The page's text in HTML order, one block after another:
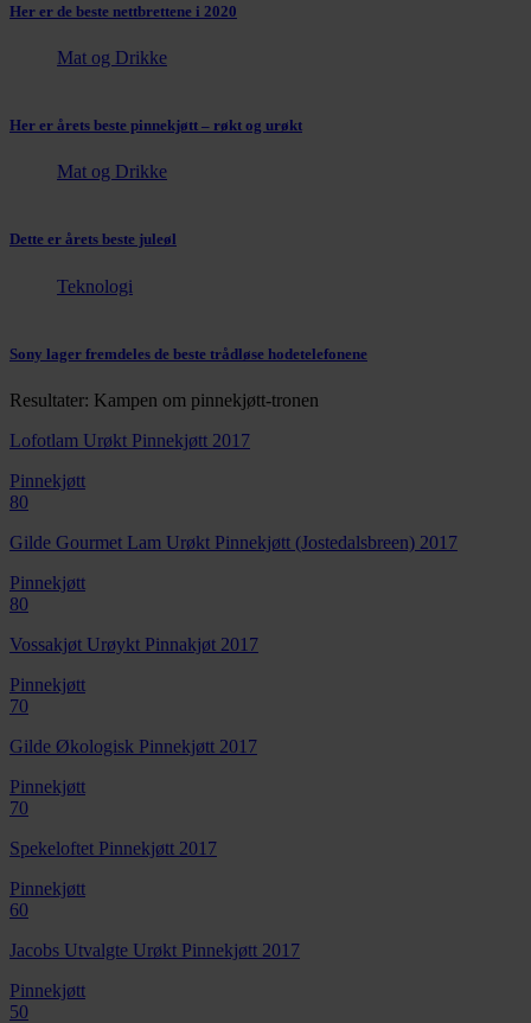
Her er de beste nettbrettene i 2020
Mat og Drikke
Her er årets beste pinnekjøtt – røkt og urøkt
Mat og Drikke
Dette er årets beste juleøl
Teknologi
Sony lager fremdeles de beste trådløse hodetelefonene
Resultater: Kampen om pinnekjøtt-tronen
Lofotlam Urøkt Pinnekjøtt 2017
Pinnekjøtt
80
Gilde Gourmet Lam Urøkt Pinnekjøtt (Jostedalsbreen) 2017
Pinnekjøtt
80
Vossakjøt Urøykt Pinnakjøt 2017
Pinnekjøtt
70
Gilde Økologisk Pinnekjøtt 2017
Pinnekjøtt
70
Spekeloftet Pinnekjøtt 2017
Pinnekjøtt
60
Jacobs Utvalgte Urøkt Pinnekjøtt 2017
Pinnekjøtt
50